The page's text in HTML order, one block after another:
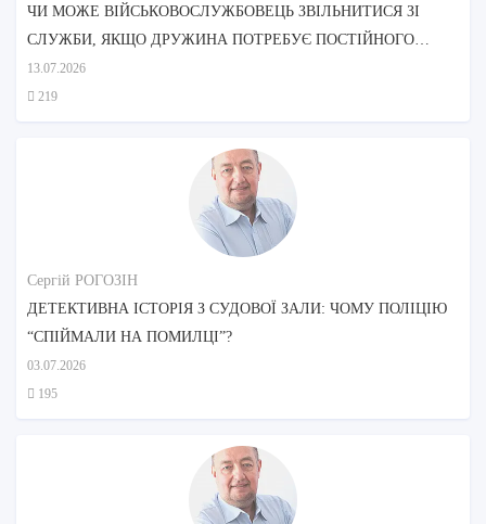
ЧИ МОЖЕ ВІЙСЬКОВОСЛУЖБОВЕЦЬ ЗВІЛЬНИТИСЯ ЗІ
СЛУЖБИ, ЯКЩО ДРУЖИНА ПОТРЕБУЄ ПОСТІЙНОГО
ДОГЛЯДУ?
13.07.2026
219
Сергій РОГОЗІН
ДЕТЕКТИВНА ІСТОРІЯ З СУДОВОЇ ЗАЛИ: ЧОМУ ПОЛІЦІЮ
“СПІЙМАЛИ НА ПОМИЛЦІ”?
03.07.2026
195